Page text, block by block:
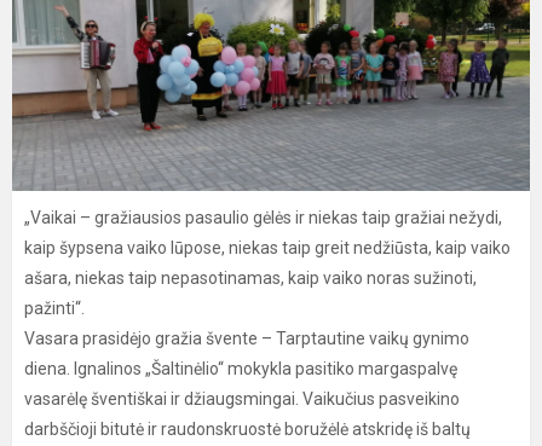
„Vaikai – gražiausios pasaulio gėlės ir niekas taip gražiai nežydi,
kaip šypsena vaiko lūpose, niekas taip greit nedžiūsta, kaip vaiko
ašara, niekas taip nepasotinamas, kaip vaiko noras sužinoti,
pažinti“.
Vasara prasidėjo gražia švente – Tarptautine vaikų gynimo
diena. Ignalinos „Šaltinėlio“ mokykla pasitiko margaspalvę
vasarėlę šventiškai ir džiaugsmingai. Vaikučius pasveikino
darbščioji bitutė ir raudonskruostė boružėlė atskridę iš baltų